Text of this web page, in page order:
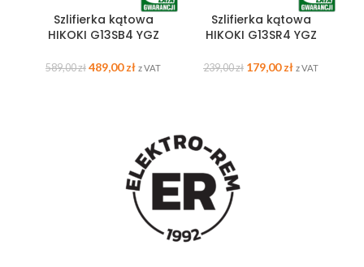
Szlifierka kątowa
HIKOKI G13SB4 YGZ
589,00zł 489,00zł z VAT
Szlifierka kątowa
HIKOKI G13SR4 YGZ
239,00zł 179,00zł z VAT